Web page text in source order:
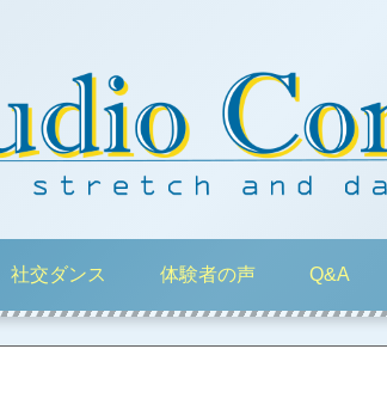
社交ダンス 体験者の声 Q&A